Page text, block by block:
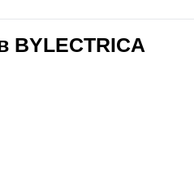
BYLECTRICA